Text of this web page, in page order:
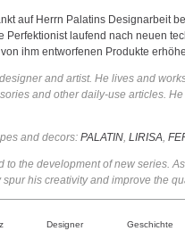
auf Herrn Palatins Designarbeit
laufend nach neuen
ihm entworfenen Produkte
and artist. He lives and
and other daily-use articles.
and decors: PALATIN, LIRISA,
to the development of new series.
his creativity and improve the
Designer Geschichte